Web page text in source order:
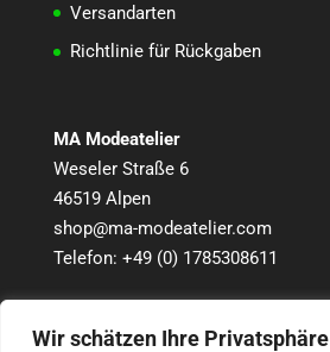
Wir schätzen Ihre Privatsphäre
Versandarten
Richtlinie für Rückgaben
MA Modeatelier
Weseler Straße 6
46519 Alpen
shop@ma-modeatelier.com
Telefon: +49 (0) 1785308611